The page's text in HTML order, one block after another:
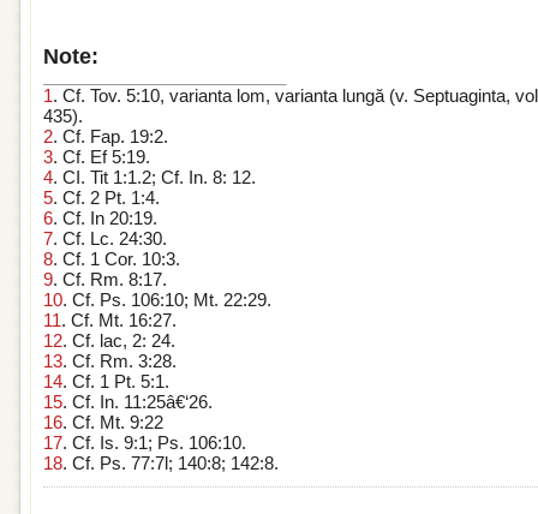
Note:
1. Cf. Tov. 5:10, varianta lom, varianta lungă (v. Septuaginta,
435).
2. Cf. Fap. 19:2.
3. Cf. Ef 5:19.
4. CI. Tit 1:1.2; Cf. In. 8: 12.
5. Cf. 2 Pt. 1:4.
6. Cf. In 20:19.
7. Cf. Lc. 24:30.
8. Cf. 1 Cor. 10:3.
9. Cf. Rm. 8:17.
10. Cf. Ps. 106:10; Mt. 22:29.
11. Cf. Mt. 16:27.
12. Cf. lac, 2: 24.
13. Cf. Rm. 3:28.
14. Cf. 1 Pt. 5:1.
15. Cf. In. 11:25â€‘26.
16. Cf. Mt. 9:22
17. Cf. Is. 9:1; Ps. 106:10.
18. Cf. Ps. 77:7l; 140:8; 142:8.